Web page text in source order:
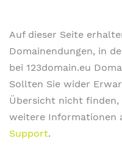
Auf dieser Seite
Domainendungen, in
bei 123domain.eu
Sollten Sie wider
Übersicht nicht
weitere Informationen
Support.